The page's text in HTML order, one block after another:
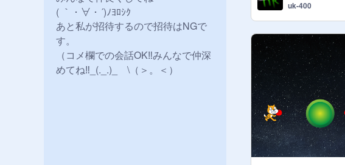
( ｀・∀・´)ﾉﾖﾛｼｸ
あと私が招待するので招待はNGで
す。
（コメ欄での会話OK‼みんなで仲深
めてね‼_(._.)_　\（＞。＜）
uk-400